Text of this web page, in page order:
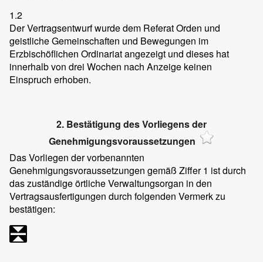
1.2
Der Vertragsentwurf wurde dem Referat Orden und
geistliche Gemeinschaften und Bewegungen im
Erzbischöflichen Ordinariat angezeigt und dieses hat
innerhalb von drei Wochen nach Anzeige keinen
Einspruch erhoben.
2. Bestätigung des Vorliegens der
Genehmigungsvoraussetzungen
Das Vorliegen der vorbenannten
Genehmigungsvoraussetzungen gemäß Ziffer 1 ist durch
das zuständige örtliche Verwaltungsorgan in den
Vertragsausfertigungen durch folgenden Vermerk zu
bestätigen: